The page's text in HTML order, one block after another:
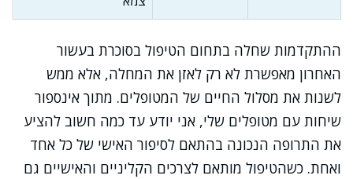
ההתקדמות שחלה בתחום הטיפול בסוכרת בעשור
האחרון מאפשרת לא רק לאזן את המחלה, אלא ממש
לשנות את מסלול החיים של המטופלים. מתוך אינספור
שיחות עם מטופלים שלי, אני יודע עד כמה חשוב להציע
את התרופה הנכונה בהתאם לסיפור האישי של כל אחד
ואחת. כשהטיפול מותאם לצרכים הקליניים והאישיים גם